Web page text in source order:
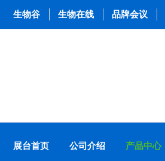
生物谷 生物在线 品牌会议
展台首页 公司介绍 产品中心